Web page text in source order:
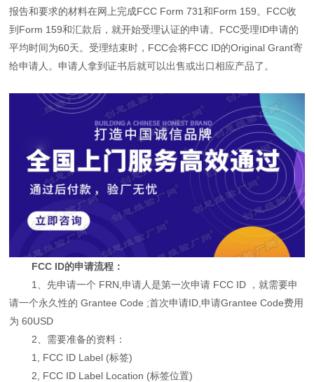
报告和要求的材料在网上完成FCC Form 731和Form 159。FCC收
到Form 159和汇款后，就开始受理认证的申请。FCC受理ID申请的
平均时间为60天。受理结束时，FCC会将FCC ID的Original Grant寄
给申请人。申请人拿到证书后就可以出售或出口相应产品了。
FCC ID的申请流程：
1、先申请一个 FRN,申请人是第一次申请 FCC ID ，就需要申
请一个永久性的 Grantee Code ;首次申请ID,申请Grantee Code费用
为 60USD
2、需要准备的资料：
1, FCC ID Label (标签)
2, FCC ID Label Location (标签位置)